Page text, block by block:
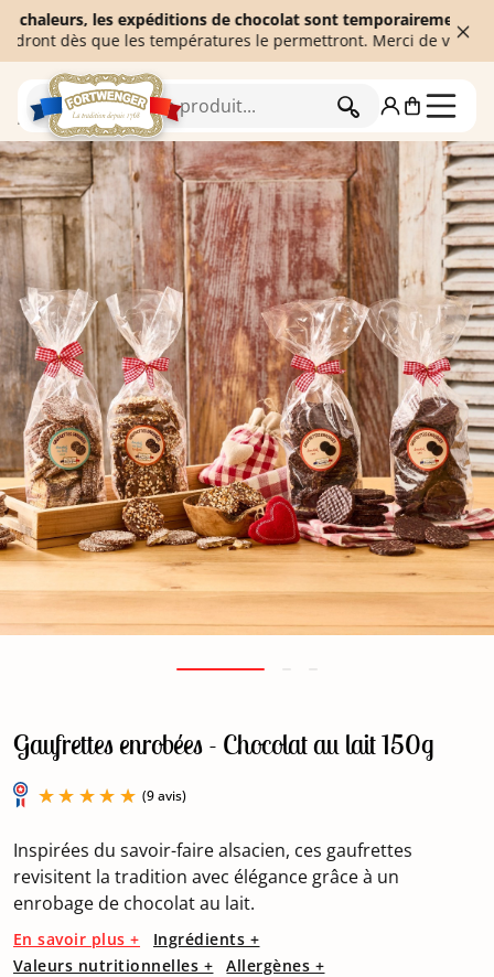
les expéditions de chocolat sont temporairement
dès que les températures le permettront. Merci de votre
RECHERCHER
Accueil Biscuiterie
Gaufrettes enrobées - Chocolat au lait 150g
(9 avis)
Inspirées du savoir-faire alsacien, ces gaufrettes
revisitent la tradition avec élégance grâce à un
enrobage de chocolat au lait.
En savoir plus +
Ingrédients +
Valeurs nutritionnelles +
Allergènes +